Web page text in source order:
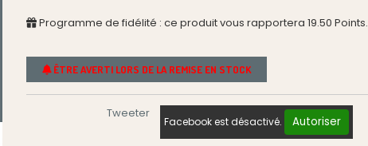
Programme de fidélité : ce produit vous rapportera 19.50 Points.
ÊTRE AVERTI LORS DE LA REMISE EN STOCK
Tweeter
Facebook est désactivé. Autoriser